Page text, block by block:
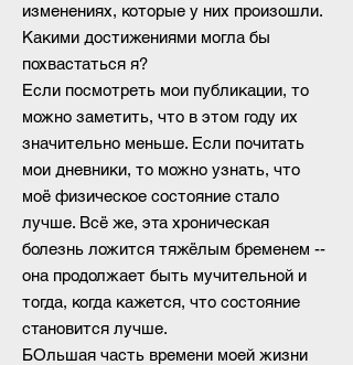
изменениях, которые у них произошли.
Какими достижениями могла бы
похвастаться я?
Если посмотреть мои публикации, то
можно заметить, что в этом году их
значительно меньше. Если почитать
мои дневники, то можно узнать, что
моё физическое состояние стало
лучше. Всё же, эта хроническая
болезнь ложится тяжёлым бременем --
она продолжает быть мучительной и
тогда, когда кажется, что состояние
становится лучше.
БОльшая часть времени моей жизни